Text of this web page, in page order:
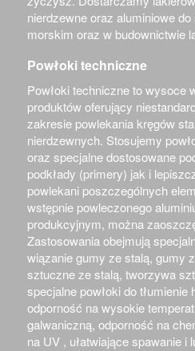
nierdzewne oraz aluminiowe
morskim oraz w budownictwie
Powłoki techniczne
Powłoki techniczne to wysoce
produktów oferujący
zakresie powlekania kręgów
nierdzewnych. Stosujemy
oraz specjalne dostosowane
podkłady (primery) jak i
powlekani poszczególnych
wstępnie powleczonego
produkcyjnym, można
Zastosowania obejmują
wiązanie gumy ze stalą, gumy
sztuczne ze stalą, tworzywa
specjalne powłoki do tłumienie
odporność na wysokie
galwaniczną, odporność na
na UV , ułatwiające spawanie i